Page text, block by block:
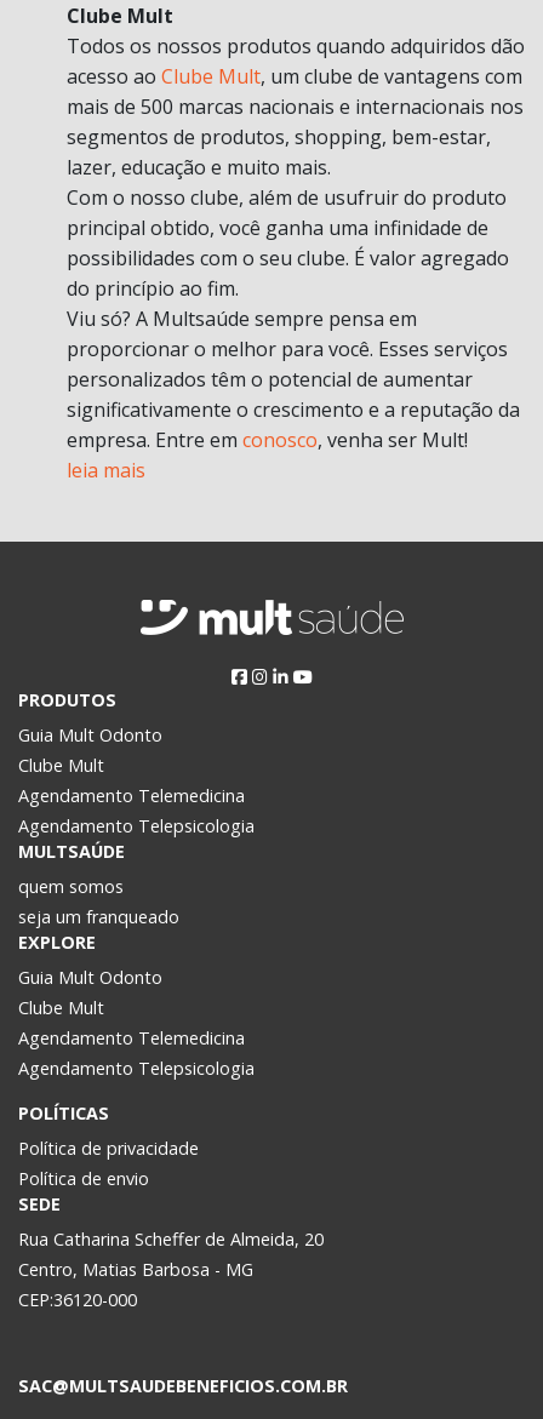
Clube Mult
Todos os nossos produtos quando adquiridos dão
acesso ao Clube Mult, um clube de vantagens com
mais de 500 marcas nacionais e internacionais nos
segmentos de produtos, shopping, bem-estar,
lazer, educação e muito mais.
Com o nosso clube, além de usufruir do produto
principal obtido, você ganha uma infinidade de
possibilidades com o seu clube. É valor agregado
do princípio ao fim.
Viu só? A Multsaúde sempre pensa em
proporcionar o melhor para você. Esses serviços
personalizados têm o potencial de aumentar
significativamente o crescimento e a reputação da
empresa. Entre em conosco, venha ser Mult!
leia mais
PRODUTOS
Guia Mult Odonto
Clube Mult
Agendamento Telemedicina
Agendamento Telepsicologia
MULTSAÚDE
quem somos
seja um franqueado
EXPLORE
Guia Mult Odonto
Clube Mult
Agendamento Telemedicina
Agendamento Telepsicologia
POLÍTICAS
Política de privacidade
Política de envio
SEDE
Rua Catharina Scheffer de Almeida, 20
Centro, Matias Barbosa - MG
CEP:36120-000
SAC@MULTSAUDEBENEFICIOS.COM.BR